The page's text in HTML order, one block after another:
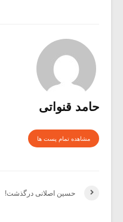
حامد قنواتی
مشاهده تمام پست ها
حسین اصلانی درگذشت!